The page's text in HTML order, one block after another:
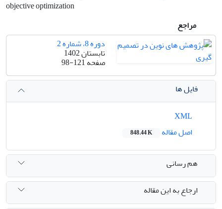
objective optimization
مراجع
دوره 8، شماره 2
تابستان 1402
صفحه98-121
فایل ها
اصل مقاله
848.44 K
هم رسانی
ارجاع به این مقاله